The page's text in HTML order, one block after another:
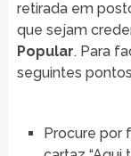
retirada em
que sejam
Popular. Para
seguintes
Procure por